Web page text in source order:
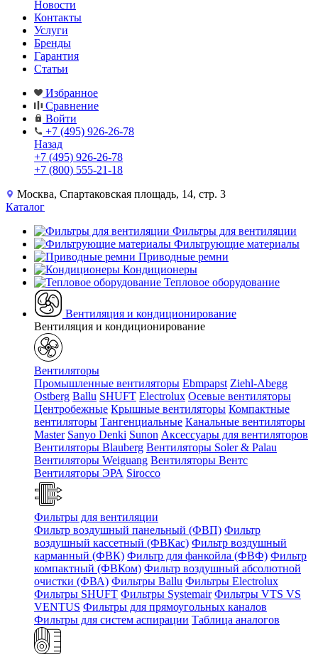
Новости
Контакты
Услуги
Бренды
Гарантия
Статьи
Избранное
Сравнение
Войти
+7 (495) 926-26-78
Назад
+7 (495) 926-26-78
+7 (800) 555-21-18
Москва, Спартаковская площадь, 14, стр. 3
Каталог
Фильтры для вентиляции
Фильтрующие материалы
Приводные ремни
Кондиционеры
Тепловое оборудование
Вентиляция и кондиционирование
Вентиляция и кондиционирование
Вентиляторы
Промышленные вентиляторы Ebmpapst Ziehl-Abegg
Ostberg Ballu SHUFT Electrolux Осевые вентиляторы
Центробежные Крышные вентиляторы Компактные
вентиляторы Тангенциальные Канальные вентиляторы
Master Sanyo Denki Sunon Аксессуары для вентиляторов
Вентиляторы Blauberg Вентиляторы Soler & Palau
Вентиляторы Weiguang Вентиляторы Вентс
Вентиляторы ЭРА Sirocco
Фильтры для вентиляции
Фильтр воздушный панельный (ФВП) Фильтр
воздушный кассетный (ФВКас) Фильтр воздушный
карманный (ФВК) Фильтр для фанкойла (ФВФ) Фильтр
компактный (ФВКом) Фильтр воздушный абсолютной
очистки (ФВА) Фильтры Ballu Фильтры Electrolux
Фильтры SHUFT Фильтры Systemair Фильтры VTS VS
VENTUS Фильтры для прямоугольных каналов
Фильтры для систем аспирации Таблица аналогов